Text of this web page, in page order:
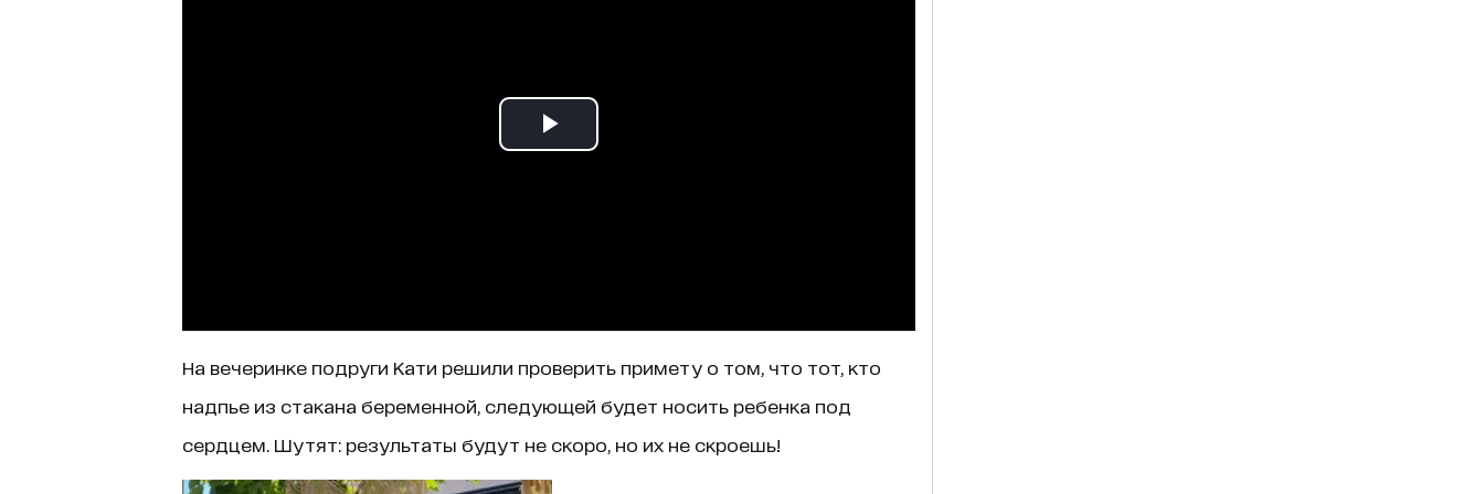
На вечеринке подруги Кати решили проверить примету о том, что тот, кто
надпье из стакана беременной, следующей будет носить ребенка под
сердцем. Шутят: результаты будут не скоро, но их не скроешь!